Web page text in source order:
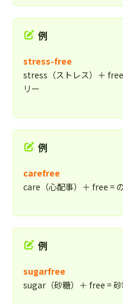
例
stress-free
stress（ストレス）＋
リー
例
carefree
care（心配事）＋ free =
例
sugarfree
sugar（砂糖）＋ free =